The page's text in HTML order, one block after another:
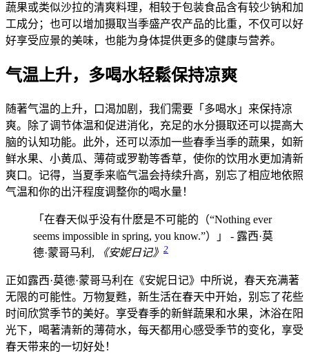
蔬果或类似沙拉的清爽料理，相较于包装食品含有较少钠和加
工成分；也可以增加摄取当季盛产农产品的比重，不仅可以好
好享受应景的美味，也能为身体提供更多的健康与营养。
气温上升，多喝水轻鬆保持凉爽
随著气温的上升，口渴加剧，我们需要「多喝水」来保持凉
爽。除了调节体温和促进消化，充足的水分摄取还可以提高大
脑的认知功能。此外，还可以添加一些春季当季的蔬果，如新
鲜水果、小黄瓜、薄荷或罗勒等香草，使你的饮用水更加清新
爽口。记得，当夏季来临气温会持续升高，别忘了相应地依照
气温和你的出汗程度调整你的喝水量！
「在春天似乎没有什麽是不可能的（“Nothing ever
seems impossible in spring, you know.”）」 - 露西·莫
德·蒙哥马利,
《安妮日记》 2
正如露西·莫德·蒙哥马利在《安妮日记》中所说，春天充满著
无限的可能性。万物复甦，新生活在春天中开始，别忘了花些
时间欣赏季节的美好。享受春季的新鲜蔬果和水果，沐浴在阳
光下，喝著清新的薄荷水，每天都用心感受季节的变化，享受
春天带来的一切好处！